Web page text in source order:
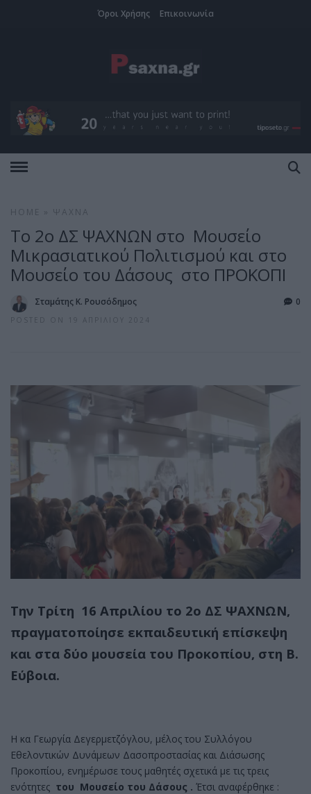
Όροι Χρήσης Επικοινωνία
HOME ΨΑΧΝΆ
Το 2ο ΔΣ ΨΑΧΝΩΝ στο Μουσείο
Μικρασιατικού Πολιτισμού και στο
Μουσείο του Δάσους στο ΠΡΟΚΟΠΙ
Σταμάτης Κ. Ρουσόδημος
POSTED ON 19 ΑΠΡΙΛΊΟΥ 2024
0
Την Τρίτη 16 Απριλίου το 2ο ΔΣ ΨΑΧΝΩΝ,
πραγματοποίησε εκπαιδευτική επίσκεψη
και στα δύο μουσεία του Προκοπίου, στη Β.
Εύβοια.
Η κα Γεωργία Δεγερμετζόγλου, μέλος του Συλλόγου
Εθελοντικών Δυνάμεων Δασοπροστασίας και Διάσωσης
Προκοπίου, ενημέρωσε τους μαθητές σχετικά με τις τρεις
ενότητες του Μουσείο του Δάσους . Έτσι αναφέρθηκε :